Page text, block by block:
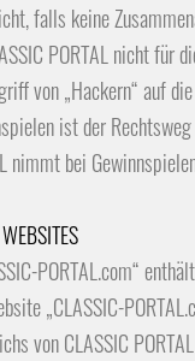
falls keine
PORTAL nicht für
von „Hackern“ auf
ist der
nimmt bei
PORTAL.com“
„CLASSIC-
von CLASSIC